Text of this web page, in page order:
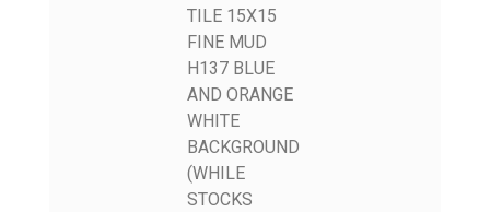
TILE 15X15
FINE MUD
H137 BLUE
AND ORANGE
WHITE
BACKGROUND
(WHILE
STOCKS